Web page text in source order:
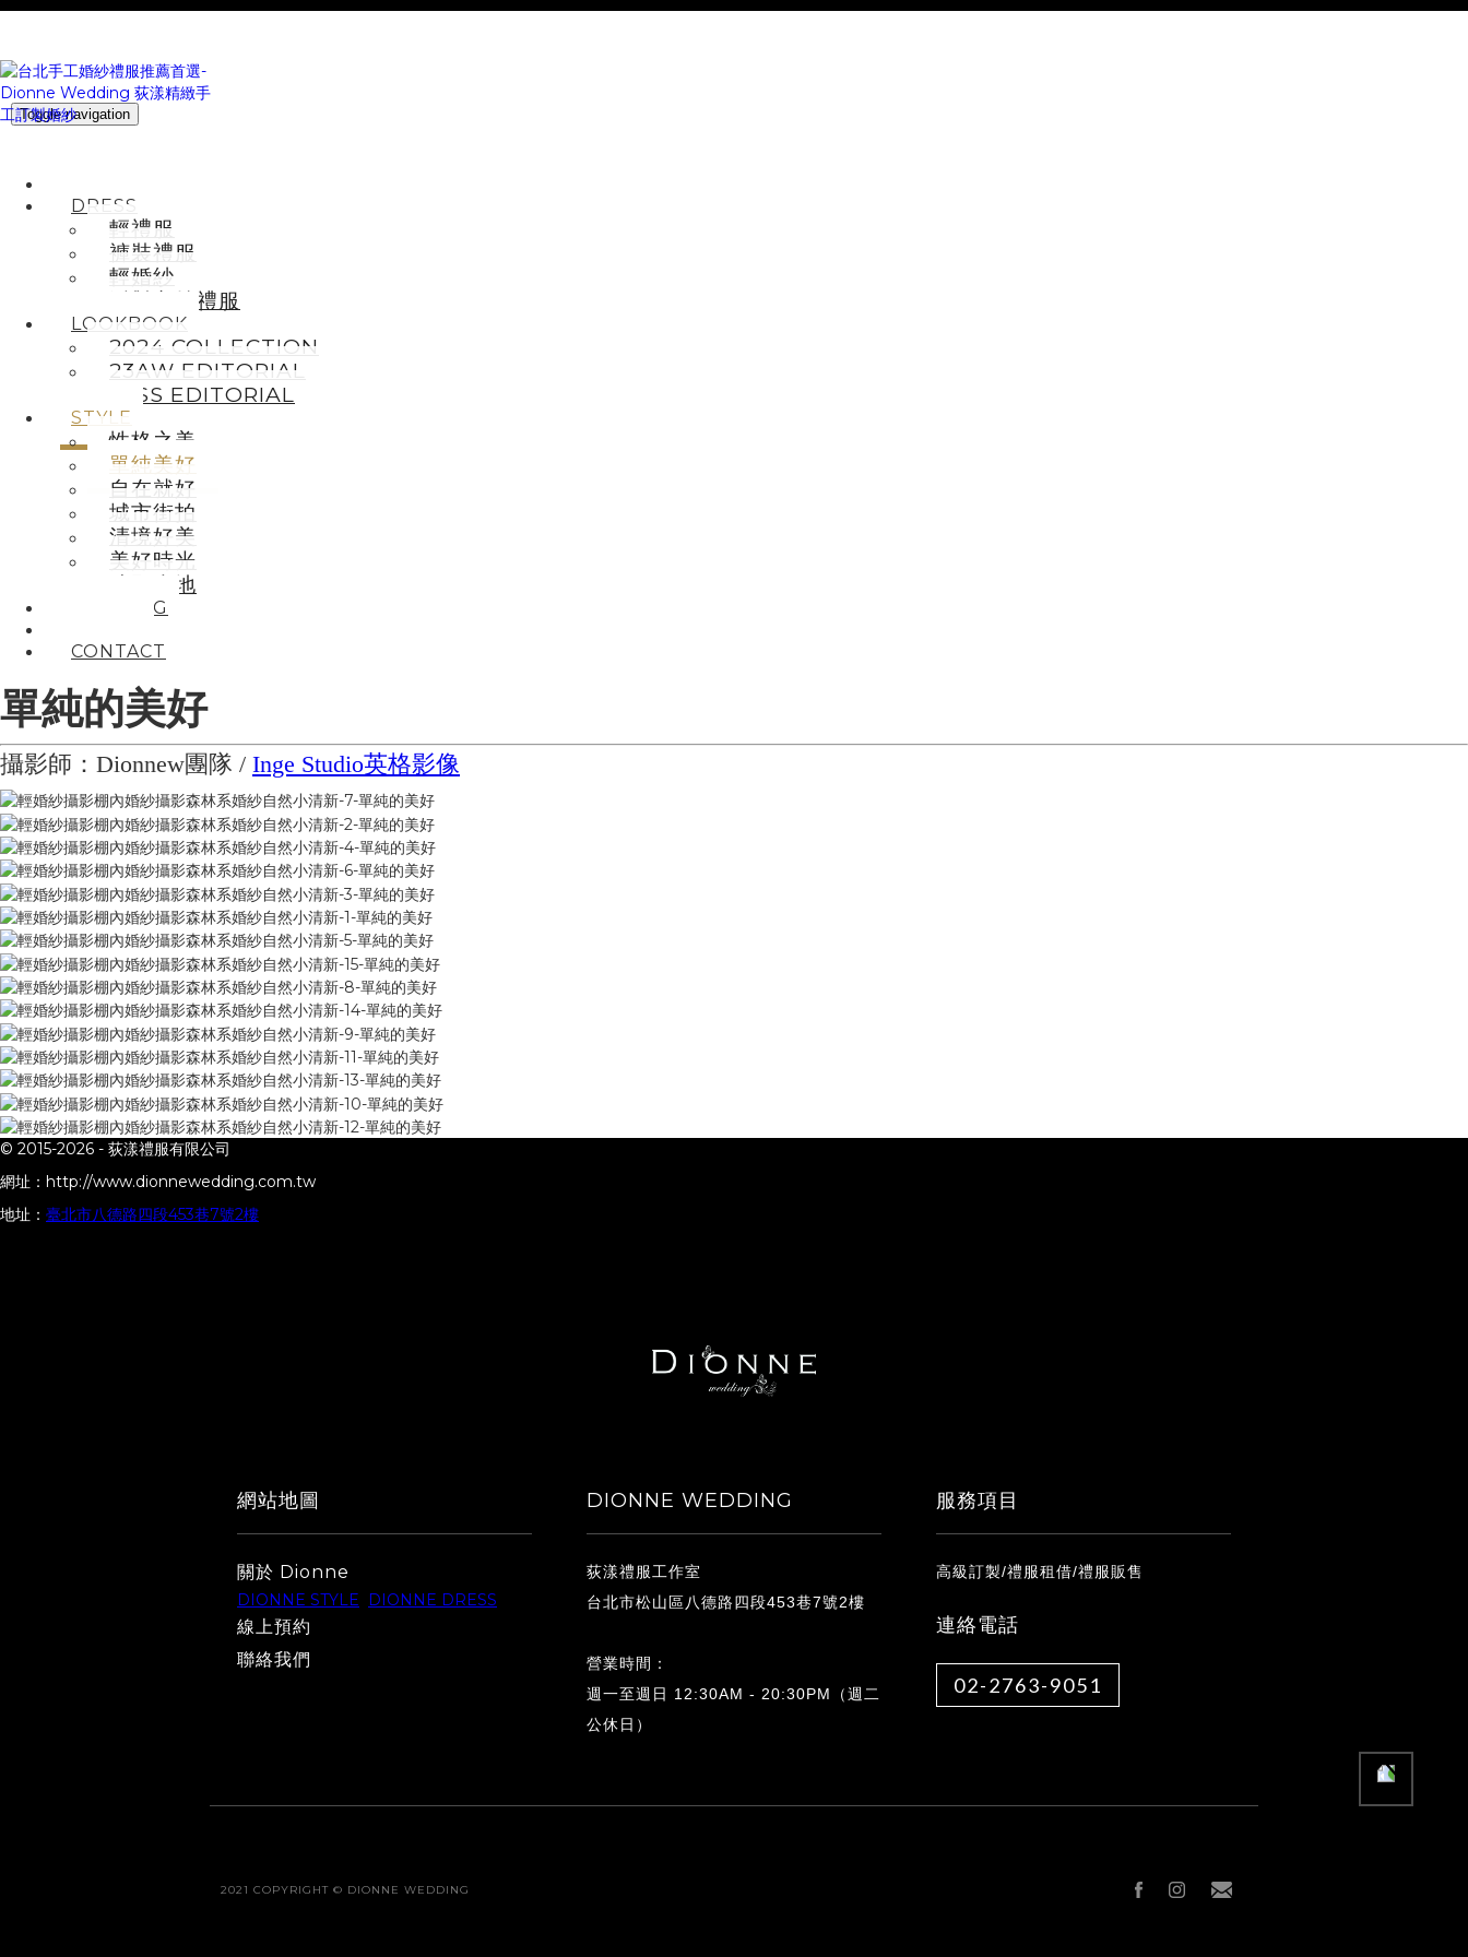
Toggle navigation
DRESS
輕禮服
褲裝禮服
輕婚紗
派對主持禮服
LOOKBOOK
2024 COLLECTION
23AW EDITORIAL
23SS EDITORIAL
STYLE
性格之美
單純美好
自在就好
城市街拍
清境好美
美好時光
曠野大地
BOOKING
CONTACT
單純的美好
攝影師：Dionnew團隊 / Inge Studio英格影像
© 2015-2026 - 荻漾禮服有限公司
網址： http://www.dionnewedding.com.tw
地址： 臺北市八德路四段453巷7號2樓
網站地圖
關於 Dionne
DIONNE STYLE DIONNE DRESS
線上預約
聯絡我們
DIONNE WEDDING
荻漾禮服工作室
台北市松山區八德路四段453巷7號2樓
營業時間：
週一至週日 12:30AM - 20:30PM（週二
公休日）
服務項目
高級訂製/禮服租借/禮服販售
連絡電話
02-2763-9051
2021 COPYRIGHT © DIONNE WEDDING